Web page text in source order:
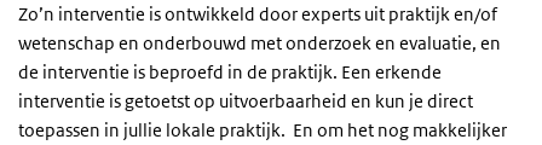
Zo’n interventie is ontwikkeld door experts uit praktijk en/of
wetenschap en onderbouwd met onderzoek en evaluatie, en
de interventie is beproefd in de praktijk. Een erkende
interventie is getoetst op uitvoerbaarheid en kun je direct
toepassen in jullie lokale praktijk. En om het nog makkelijker